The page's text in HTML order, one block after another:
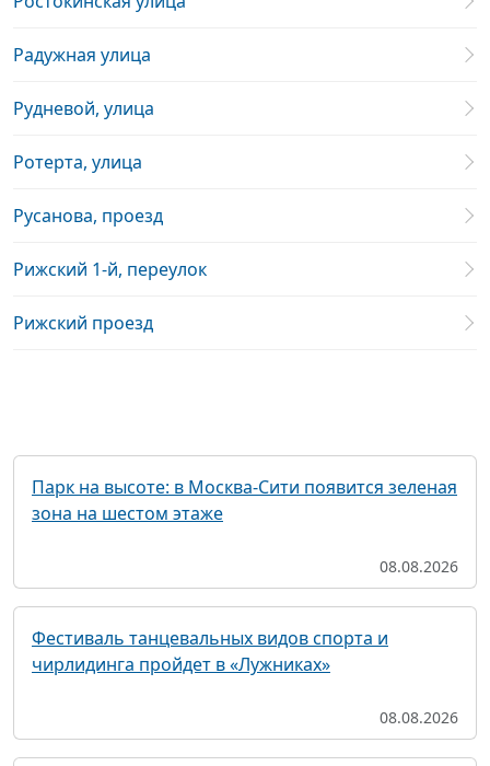
Радужная улица
Рудневой, улица
Ротерта, улица
Русанова, проезд
Рижский 1-й, переулок
Рижский проезд
Парк на высоте: в Москва-Сити появится зеленая
зона на шестом этаже
08.08.2026
Фестиваль танцевальных видов спорта и
чирлидинга пройдет в «Лужниках»
08.08.2026